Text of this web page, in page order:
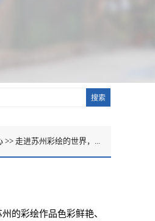
>> 走进苏州彩绘的世界，...
的彩绘作品色彩鲜艳、